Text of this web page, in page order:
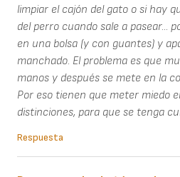
limpiar el cajón del gato o si hay
del perro cuando sale a pasear...
en una bolsa (y con guantes) y
manchado. El problema es que
manos y después se mete en la
Por eso tienen que meter miedo
distinciones, para que se tenga
Respuesta